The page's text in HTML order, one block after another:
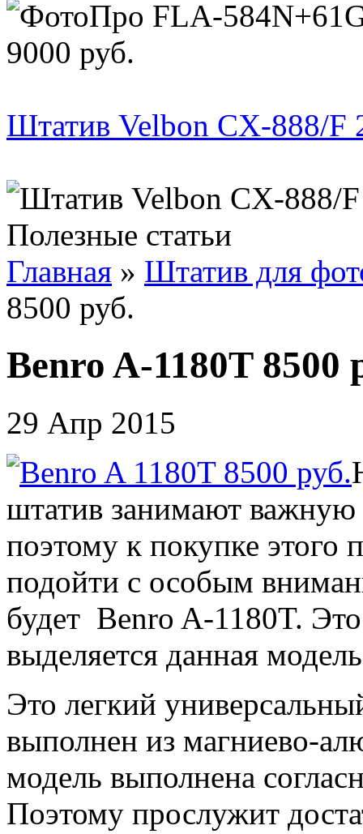
Штатив Velbon CX-888/F
Полезные статьи
Главная » Штатив для
8500 руб.
Benro A-1180T 8500
29 Апр 2015
штатив занимают важную
поэтому к покупке
подойти с особым
будет Benro A-1180T.
выделяется данная
Это легкий
выполнен из магниево-
модель выполнена
Поэтому прослужит